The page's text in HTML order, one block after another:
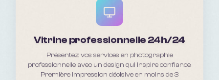
Vitrine professionnelle 24h/24
Présentez vos services en photographie
professionnelle avec un design qui inspire confiance.
Première impression décisive en moins de 3